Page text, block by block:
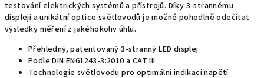
testování elektrických systémů a přístrojů. Díky 3-strannému
displeji a unikátní optice světlovodů je možné pohodlně odečítat
výsledky měření z jakéhokoliv úhlu.
Přehledný, patentovaný 3-stranný LED displej
Podle DIN EN61243-3:2010 a CAT III
Technologie světlovodu pro optimální indikaci napětí